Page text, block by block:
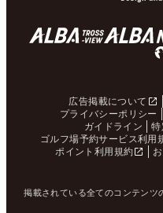
広告掲載について
プライバシーポリシー
ガイドライン
特
ゴルフ場予約サービス利用
ポイント利用規約
掲載されている全てのコンテンツ